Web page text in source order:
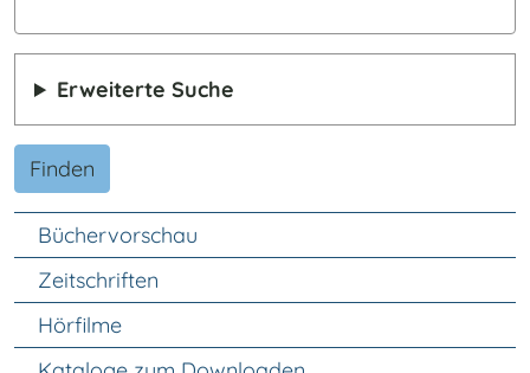
Erweiterte Suche
Finden
Unter Navigation
Büchervorschau
Zeitschriften
Hörfilme